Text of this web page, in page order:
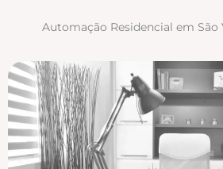
Automação Residencial em São